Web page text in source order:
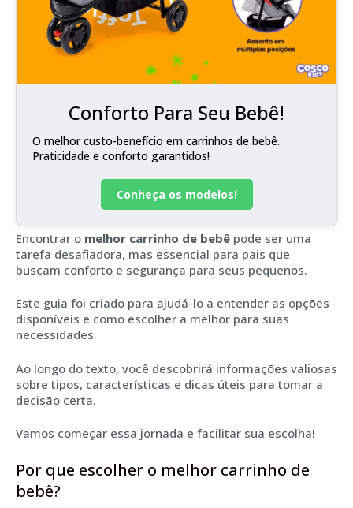
Conforto Para Seu Bebê!
O melhor custo-benefício em carrinhos de bebê.
Praticidade e conforto garantidos!
Conheça os modelos!
Encontrar o melhor carrinho de bebê pode ser uma
tarefa desafiadora, mas essencial para pais que
buscam conforto e segurança para seus pequenos.
Este guia foi criado para ajudá-lo a entender as opções
disponíveis e como escolher a melhor para suas
necessidades.
Ao longo do texto, você descobrirá informações valiosas
sobre tipos, características e dicas úteis para tomar a
decisão certa.
Vamos começar essa jornada e facilitar sua escolha!
Por que escolher o melhor carrinho de
bebê?